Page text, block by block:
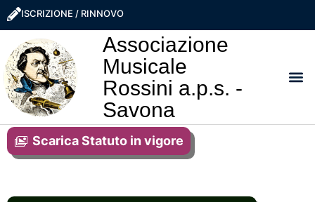
ISCRIZIONE / RINNOVO
Associazione
Musicale
Rossini a.p.s. -
Savona
Scarica Statuto in vigore